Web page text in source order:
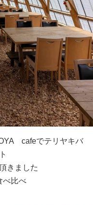
cafeでテリヤキバ
きました
べ比べ